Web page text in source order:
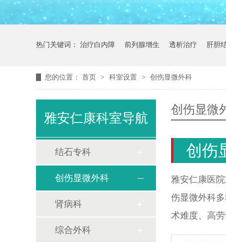
热门关键词： 治疗白内障 前列腺增生 透析治疗 肝胆
您的位置： 首页 > 科室设置 > 创伤显微外科
创伤显微
创伤
雅安仁康医
伤显微外科
术难度、高
雅安仁康科室导航
结石专科
创伤显微外科
肾病科
综合外科